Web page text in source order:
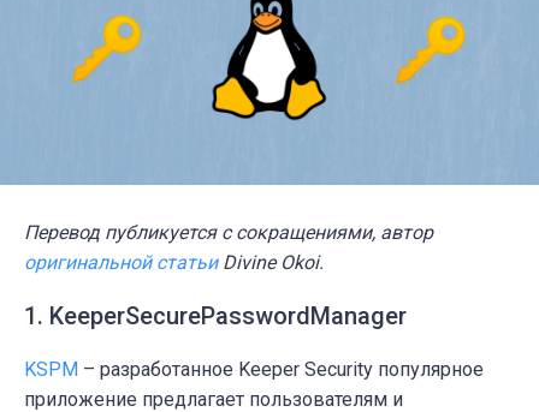
Перевод публикуется с сокращениями, автор
оригинальной статьиDivine Okoi.
1. KeeperSecurePasswordManager
KSPM – разработанное Keeper Security популярное
приложение предлагает пользователям и